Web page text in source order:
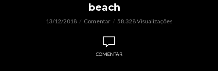
beach
13/12/2018 Comentar 58.328 Visualizações
COMENTAR